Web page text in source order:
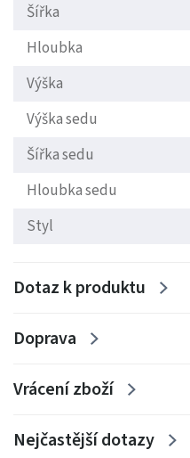
Šířka
Hloubka
Výška
Výška sedu
Šířka sedu
Hloubka sedu
Styl
Dotaz k produktu
Doprava
Vrácení zboží
Nejčastější dotazy